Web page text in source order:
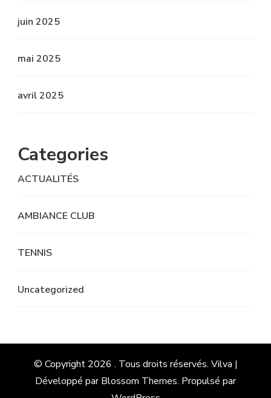
juin 2025
mai 2025
avril 2025
Categories
ACTUALITÉS
AMBIANCE CLUB
TENNIS
Uncategorized
© Copyright 2026 . Tous droits réservés. Vilva |
Développé parBlossom Themes. Propulsé par